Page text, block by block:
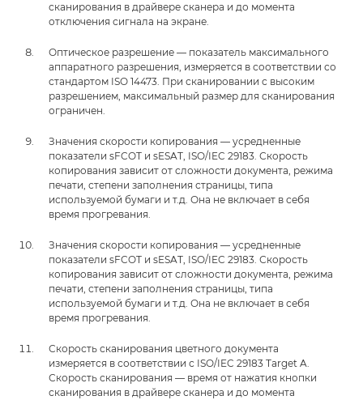
сканирования в драйвере сканера и до момента
отключения сигнала на экране.
Оптическое разрешение — показатель максимального
аппаратного разрешения, измеряется в соответствии со
стандартом ISO 14473. При сканировании с высоким
разрешением, максимальный размер для сканирования
ограничен.
Значения скорости копирования — усредненные
показатели sFCOT и sESAT, ISO/IEC 29183. Скорость
копирования зависит от сложности документа, режима
печати, степени заполнения страницы, типа
используемой бумаги и т.д. Она не включает в себя
время прогревания.
Значения скорости копирования — усредненные
показатели sFCOT и sESAT, ISO/IEC 29183. Скорость
копирования зависит от сложности документа, режима
печати, степени заполнения страницы, типа
используемой бумаги и т.д. Она не включает в себя
время прогревания.
Скорость сканирования цветного документа
измеряется в соответствии с ISO/IEC 29183 Target A.
Скорость сканирования — время от нажатия кнопки
сканирования в драйвере сканера и до момента